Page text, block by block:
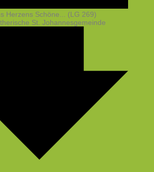
Herzens Schöne... (LG 269)
St. Johannesgemeinde